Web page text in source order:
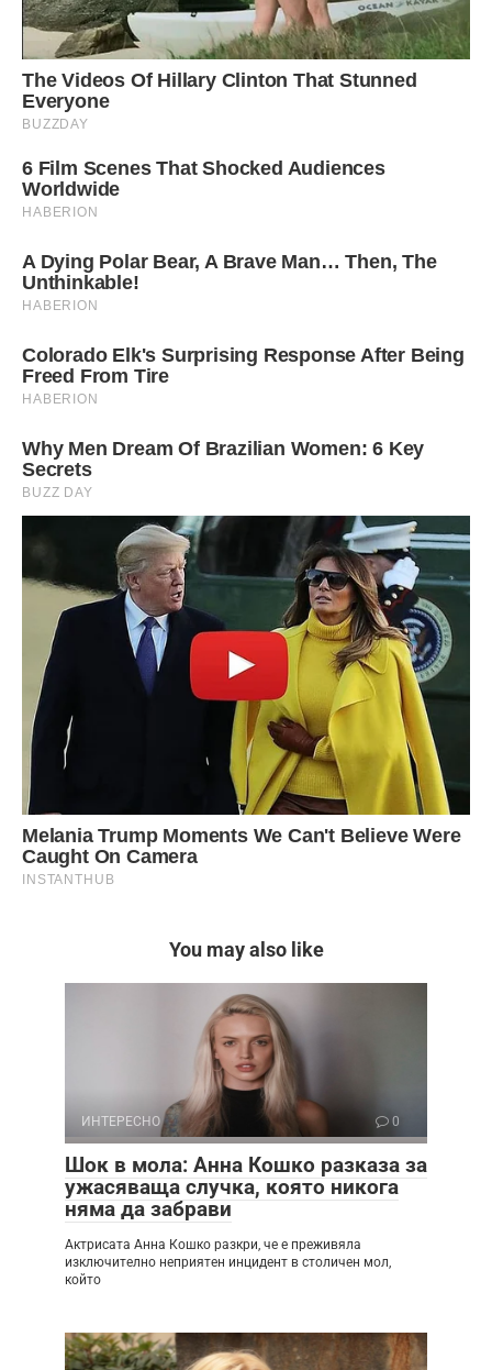
You may also like
ИНТЕРЕСНО 0
Шок в мола: Анна Кошко разказа за
ужасяваща случка, която никога
няма да забрави
Актрисата Анна Кошко разкри, че е преживяла
изключително неприятен инцидент в столичен мол,
който